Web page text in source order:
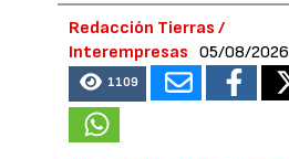
Redacción Tierras /
Interempresas
05/08/2026
1109